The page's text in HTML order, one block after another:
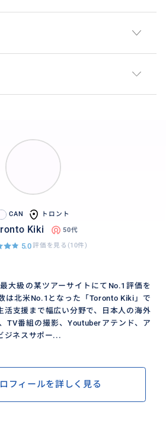
動中も、日本語で当日の流れや
服装・持ち物、休憩のタイミン
するため、帰りの交通手段や時
。長距離の日帰りでも、無理の
を重視し、途中休憩も挟みなが
購入、ドリンク等は各自ご負担
「何を体験したいか」「どこに
キング中心でシンプルに楽しむ
を充実させる日にも、どちらに
絶景は、写真以上に“空の広
の景色が「ただ美しい」から
変わるのが、このプランの最大
から足を伸ばして、東部カナダの
CAN トロント
Kiki 50代
5.0評価を見る(10件)
大級の某ツアーサイトにてNo.1評価を
は北米No.1となった「Toronto Kiki」で
活支援まで幅広い分野で、日本人の海外
TV番組の撮影、Youtuberアテンド、ア
ジネスサポー...
フィールを詳しく見る